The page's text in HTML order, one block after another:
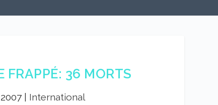
FRAPPÉ: 36 MORTS
| International